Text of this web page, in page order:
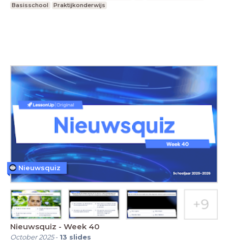
Basisschool
Praktijkonderwijs
Nieuwsquiz - Week 40
October 2025- 13 slides
Nieuwsquiz